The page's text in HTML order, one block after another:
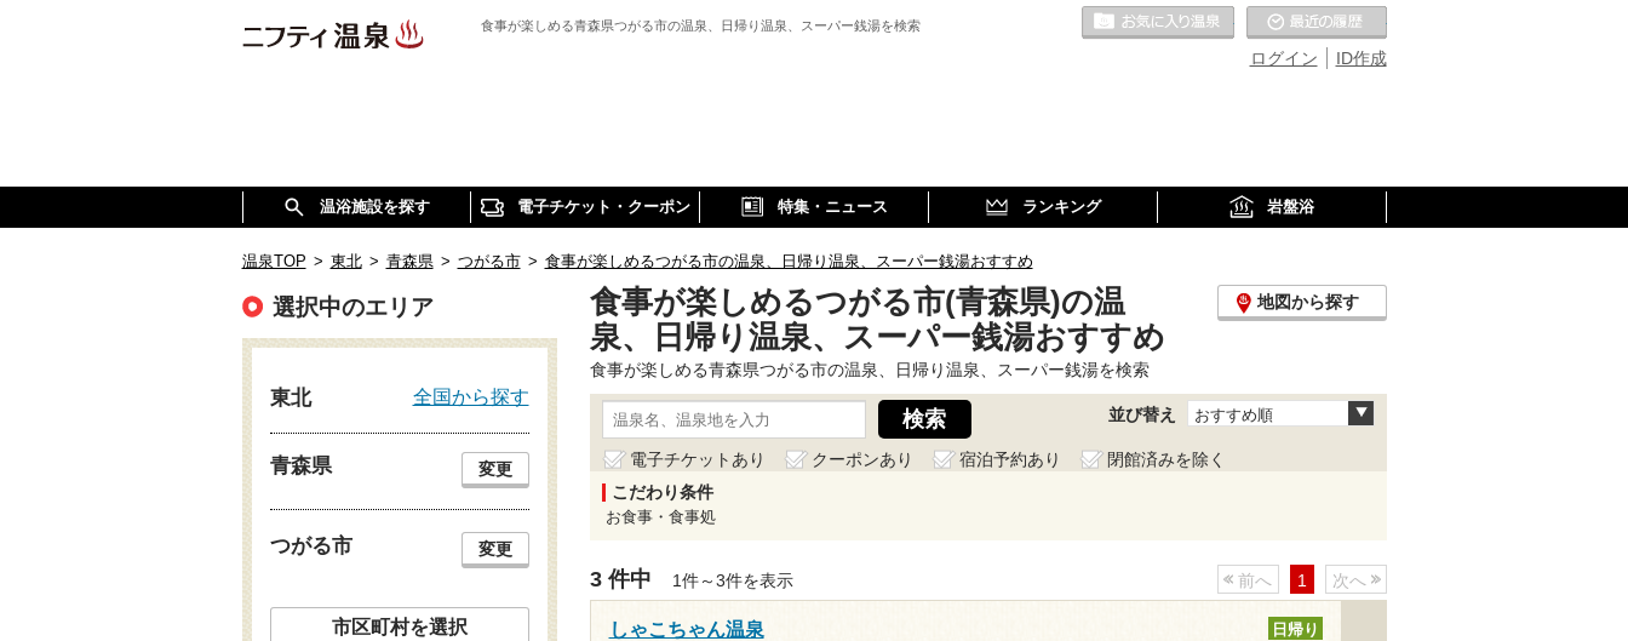
食事が楽しめる青森県つがる市の温泉、日帰り温泉、スーパー銭湯を検索
ID作成
ログイン
お気に入りの温泉
温浴施設を探す 電子チケット・クーポン 特集・ニュース ランキング 岩盤浴
温泉TOP > 東北 > 青森県 > つがる市 > 食事が楽しめるつがる市の温泉、日帰り温泉、スーパー銭湯おすすめ
食事が楽しめるつがる市(青森県)の温
泉、日帰り温泉、スーパー銭湯おすすめ
地図から探す
食事が楽しめる青森県つがる市の温泉、日帰り温泉、スーパー銭湯を検索
並び替え おすすめ順
電子チケットあり クーポンあり 宿泊予約あり
閉館済みを除く
こだわり条件
お食事・食事処
3 件中 1件～3件を表示 前へ 1 次へ
しゃこちゃん温泉 日帰り
選択中のエリア
東北 全国から探す
青森県 変更
つがる市 変更
市区町村を選択